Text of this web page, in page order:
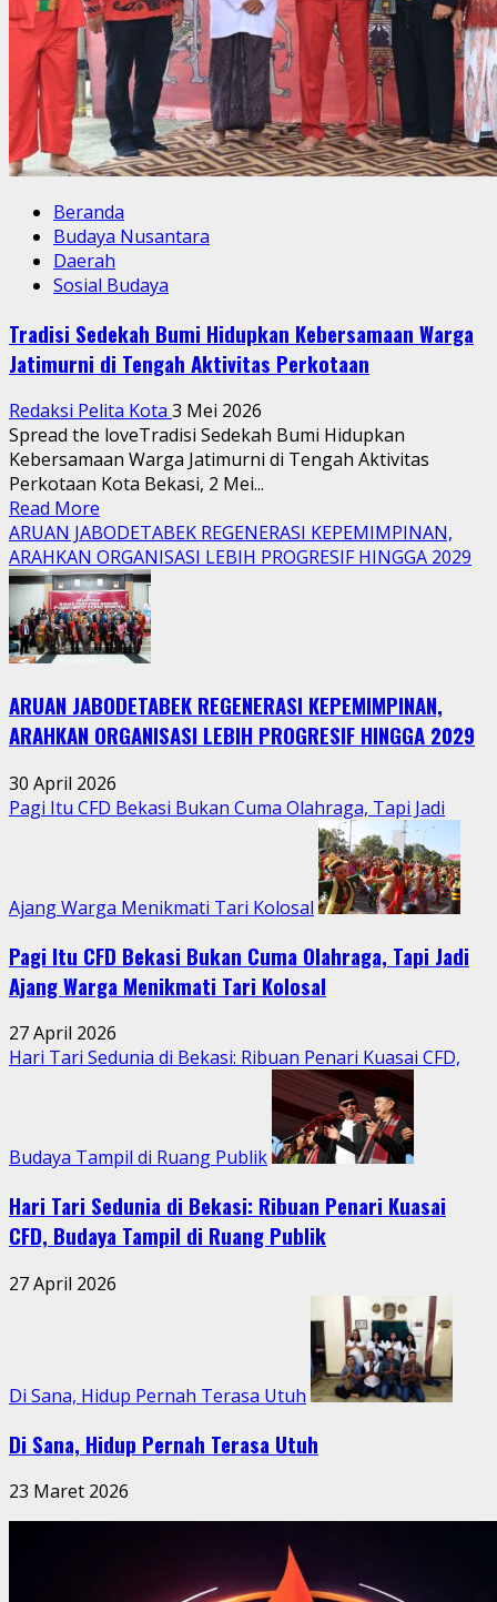
Beranda
Budaya Nusantara
Daerah
Sosial Budaya
Tradisi Sedekah Bumi Hidupkan Kebersamaan Warga
Jatimurni di Tengah Aktivitas Perkotaan
Redaksi Pelita Kota 3 Mei 2026
Spread the loveTradisi Sedekah Bumi Hidupkan
Kebersamaan Warga Jatimurni di Tengah Aktivitas
Perkotaan Kota Bekasi, 2 Mei...
Read More
more
about
Tradisi
Sedekah
Bumi
Hidupkan
Warga
Jatimurni
di
Tengah
Aktivitas
Perkotaan
ARUAN JABODETABEK REGENERASI KEPEMIMPINAN,
ARAHKAN ORGANISASI LEBIH PROGRESIF HINGGA 2029
ARUAN JABODETABEK REGENERASI KEPEMIMPINAN,
ARAHKAN ORGANISASI LEBIH PROGRESIF HINGGA 2029
30 April 2026
Pagi Itu CFD Bekasi Bukan Cuma Olahraga, Tapi Jadi
Ajang Warga Menikmati Tari Kolosal
Pagi Itu CFD Bekasi Bukan Cuma Olahraga, Tapi Jadi
Ajang Warga Menikmati Tari Kolosal
27 April 2026
Hari Tari Sedunia di Bekasi: Ribuan Penari Kuasai CFD,
Budaya Tampil di Ruang Publik
Hari Tari Sedunia di Bekasi: Ribuan Penari Kuasai
CFD, Budaya Tampil di Ruang Publik
27 April 2026
Di Sana, Hidup Pernah Terasa Utuh
Di Sana, Hidup Pernah Terasa Utuh
23 Maret 2026